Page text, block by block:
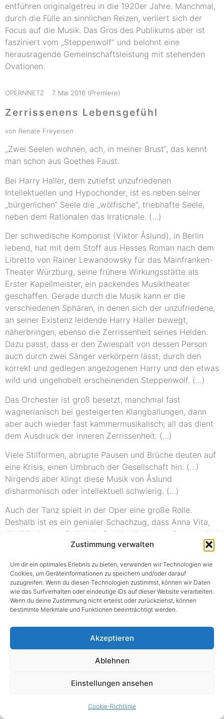
Zustimmung verwalten
Um dir ein optimales Erlebnis zu bieten, verwenden wir Technologien wie
Cookies, um Geräteinformationen zu speichern und/oder darauf
zuzugreifen. Wenn du diesen Technologien zustimmst, können wir Daten
wie das Surfverhalten oder eindeutige IDs auf dieser Website verarbeiten.
Wenn du deine Zustimmung nicht erteilst oder zurückziehst, können
bestimmte Merkmale und Funktionen beeinträchtigt werden.
Akzeptieren
Ablehnen
Einstellungen ansehen
Cookie-Richtlinie
entführen originalgetreu in die 1920er Jahre. Manchmal,
durch die Fülle an sinnlichen Reizen, verliert sich der
Focus auf die Musik. Das Gros des Publikums aber ist
fasziniert vom „Steppenwolf“ und belohnt eine
herausragende Gemeinschaftsleistung mit stehenden
Ovationen.
OPERNNETZ 7. Mai 2016 (Premiere)
Zerrissenens Lebensgefühl
von Renate Freyeisen
„Zwei Seelen wohnen, ach, in meiner Brust“, das kennt
man schon aus Goethes Faust.
Bei Harry Haller, dem zutiefst unzufriedenen
Intellektuellen und Hypochonder, ist es neben seiner
„bürgerlichen“ Seele die „wölfische“, triebhafte Seele,
neben dem Rationalen das Irrationale. (…)
Der schwedische Komponist (Viktor Åslund), in Berlin
lebend, hat mit dem Stoff aus Hesses Roman nach dem
Libretto von Rainer Lewandowsky für das Mainfranken-
Theater Würzburg, seine frühere Wirkungsstätte als
Erster Kapellmeister, ein packendes Musiktheater
geschaffen. Gerade durch die Musik kann er die
verschiedenen Sphären, in denen sich der unzufriedene,
an seiner Existenz leidende Harry Haller bewegt,
näherbringen, ebenso die Zerrissenheit seines Helden.
Dazu passt, dass er den Zwiespalt von dessen Person
auch durch zwei Sänger verkörpern lässt, durch den
korrekt und gediegen angezogenen Harry und den etwas
wild und ungehobelt erscheinenden Steppenwolf. (…)
Das Orchester ist groß besetzt, manchmal fast
wagnerianisch bei gesteigerten Klangballungen, dann
aber auch wieder fast kammermusikalisch; all das dient
dem Ausdruck der inneren Zerrissenheit. (…)
Viele Stilformen, abrupte Pausen und Brüche deuten auf
eine Krisis, einen Umbruch der Gesellschaft hin. (…)
Nirgends aber klingt diese Musik von Åslund
disharmonisch oder intellektuell schwierig. (…)
Auch der Tanz spielt in der Oper eine große Rolle.
Deshalb ist es ein genialer Schachzug, dass Anna Vita,
die Würzburger Ballettchefin, hier ihre erste Opernregie
führen darf. Folgerichtig wandelt sie Inhalte punktgenau
wenn Harry Hallers Alter Ego, der Steppenwolf, immer
um ihn herumgeistert, auf seinem Bett sitzt, sich
zwischen Gesprächspartner schiebt, oder wenn er beim
Ringen der beiden Ichs niedergeschlagen wird, wenn
aber sich über Maria hermacht. Dessen „tierische“ Natur
wird gleich am Anfang verdeutlicht bei der Jagd nach
roten Kleidchen, und natürlich führt die
Ballettcompagnie in der Kneipe oder beim Maskenball
mit synchronen Formationen den Tanz an. Doch auch
sonst sorgt die Regie für wirbelnde, geradezu